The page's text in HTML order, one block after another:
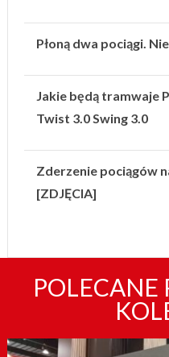
Płoną dwa pociągi.
Jakie będą tramwaje
Twist 3.0 Swing 3.0
Zderzenie pociągów
[ZDJĘCIA]
POLECANE